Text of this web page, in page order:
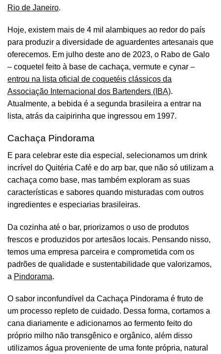
Rio de Janeiro.
Hoje, existem mais de 4 mil alambiques ao redor do país
para produzir a diversidade de aguardentes artesanais que
oferecemos. Em julho deste ano de 2023, o Rabo de Galo
– coquetel feito à base de cachaça, vermute e cynar –
entrou na lista oficial de coquetéis clássicos da
Associação Internacional dos Bartenders (IBA).
Atualmente, a bebida é a segunda brasileira a entrar na
lista, atrás da caipirinha que ingressou em 1997.
Cachaça Pindorama
E para celebrar este dia especial, selecionamos um drink
incrível do Quitéria Café e do arp bar, que não só utilizam a
cachaça como base, mas também exploram as suas
características e sabores quando misturadas com outros
ingredientes e especiarias brasileiras.
Da cozinha até o bar, priorizamos o uso de produtos
frescos e produzidos por artesãos locais. Pensando nisso,
temos uma empresa parceira e comprometida com os
padrões de qualidade e sustentabilidade que valorizamos,
a Pindorama.
O sabor inconfundível da Cachaça Pindorama é fruto de
um processo repleto de cuidado. Dessa forma, cortamos a
cana diariamente e adicionamos ao fermento feito do
próprio milho não transgênico e orgânico, além disso
utilizamos água proveniente de uma fonte própria, natural